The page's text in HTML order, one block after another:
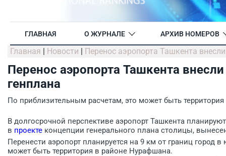
ГЛАВНАЯ О ЖУРНАЛЕ АРХИВ НОМЕРОВ
Главная | Новости | Перенос аэропорта Ташкента
Перенос аэропорта Ташкента
генплана
По приблизительным расчетам, это может быть
В долгосрочной перспективе аэропорт Ташкента
в проекте концепции генерального плана столицы,
Перенести аэропорт планируется на 9 км от границ
может быть территория в районе Нурафшана.